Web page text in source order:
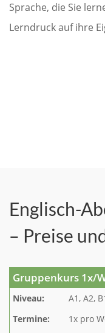
Sprache, die Sie
Lerndruck auf ihre
Englisch-
– Preise
Gruppenkurs 1x/
Niveau:
A1, A2,
Termine:
1x pro